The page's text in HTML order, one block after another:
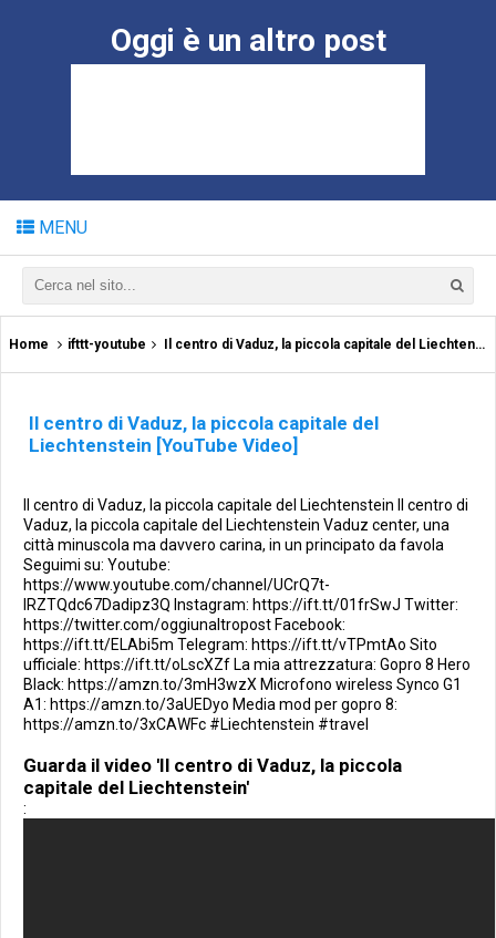
Oggi è un altro post
MENU
Home ifttt-youtube Il centro di Vaduz, la piccola capitale del Liechtenstein [YouTube Video]
Il centro di Vaduz, la piccola capitale del
Liechtenstein [YouTube Video]
Il centro di Vaduz, la piccola capitale del Liechtenstein Il centro di
Vaduz, la piccola capitale del Liechtenstein Vaduz center, una
città minuscola ma davvero carina, in un principato da favola
Seguimi su: Youtube:
https://www.youtube.com/channel/UCrQ7t-
IRZTQdc67Dadipz3Q Instagram: https://ift.tt/01frSwJ Twitter:
https://twitter.com/oggiunaltropost Facebook:
https://ift.tt/ELAbi5m Telegram: https://ift.tt/vTPmtAo Sito
ufficiale: https://ift.tt/oLscXZf La mia attrezzatura: Gopro 8 Hero
Black: https://amzn.to/3mH3wzX Microfono wireless Synco G1
A1: https://amzn.to/3aUEDyo Media mod per gopro 8:
https://amzn.to/3xCAWFc #Liechtenstein #travel
Guarda il video 'Il centro di Vaduz, la piccola
capitale del Liechtenstein'
: